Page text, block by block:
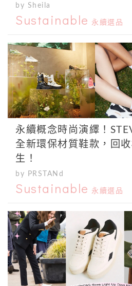
by Sheila
Sustainable 永續選品
永續概念時尚演繹！
全新環保材質鞋款，回
生！
by PRSTANd
Sustainable 永續選品